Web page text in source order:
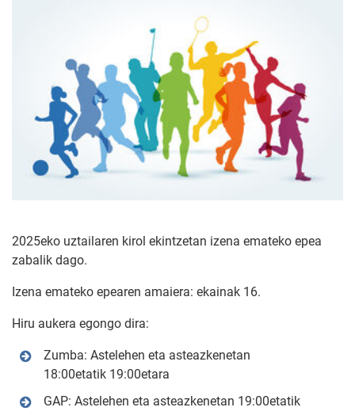
2025eko uztailaren kirol ekintzetan izena emateko epea
zabalik dago.
Izena emateko epearen amaiera: ekainak 16.
Hiru aukera egongo dira:
Zumba: Astelehen eta asteazkenetan
18:00etatik 19:00etara
GAP: Astelehen eta asteazkenetan 19:00etatik